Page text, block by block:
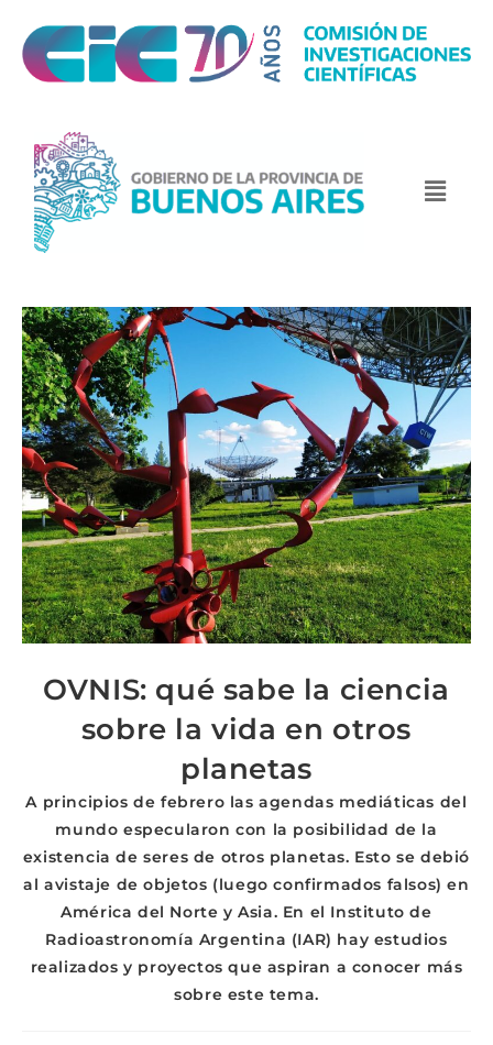
OVNIS: qué sabe la ciencia
sobre la vida en otros
planetas
A principios de febrero las agendas mediáticas del
mundo especularon con la posibilidad de la
existencia de seres de otros planetas. Esto se debió
al avistaje de objetos (luego confirmados falsos) en
América del Norte y Asia. En el Instituto de
Radioastronomía Argentina (IAR) hay estudios
realizados y proyectos que aspiran a conocer más
sobre este tema.